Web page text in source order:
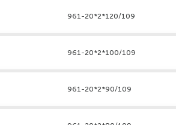
961-20*2*120/109
961-20*2*100/109
961-20*2*90/109